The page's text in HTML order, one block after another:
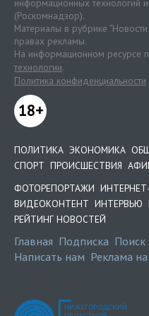
информационных технологий
(Роскомнадзор).
Материалы в рубрике
правах рекламы.
На информационном ресурсе
технологии.
Политика конфиденциальности
18+
ПОЛИТИКА ЭКОНОМИКА
СПОРТ ПРОИСШЕСТВИЯ
ФОТОРЕПОРТАЖИ
ВИДЕОКОНТЕНТ ИНТЕРВЬЮ
РЕЙТИНГ НОВОСТЕЙ
Главная Подписка Поиск
Написать нам Реклама